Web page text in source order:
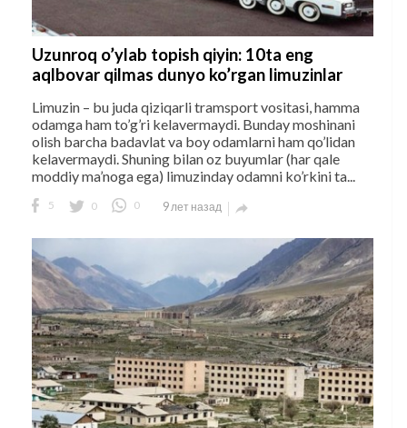
Uzunroq o’ylab topish qiyin: 10ta eng
aqlbovar qilmas dunyo ko’rgan limuzinlar
Limuzin – bu juda qiziqarli tramsport vositasi, hamma
odamga ham to’g’ri kelavermaydi. Bunday moshinani
olish barcha badavlat va boy odamlarni ham qo’lidan
kelavermaydi. Shuning bilan oz buyumlar (har qale
moddiy ma’noga ega) limuzinday odamni ko’rkini ta...
5 0 0 9 лет назад 